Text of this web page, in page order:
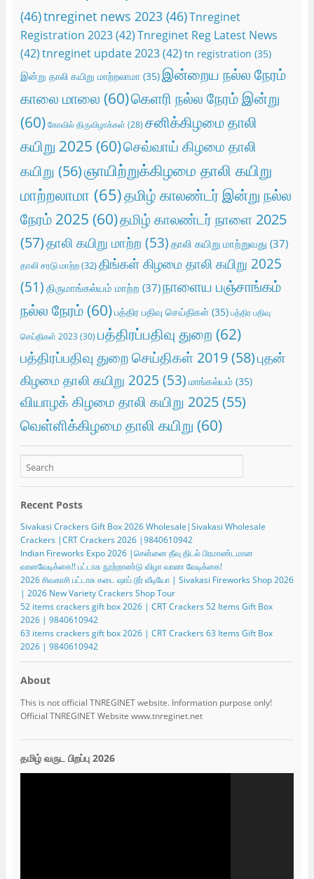
(46)tnreginet news 2023(46)Tnreginet
Registration 2023(42)Tnreginet Reg Latest News
(42)tnreginet update 2023(42) tn registration (35)
இன்று தாலி கயிறு மாற்றலாமா(35)இன்றைய நல்ல நேரம்
காலை மாலை (60)கெளரி நல்ல நேரம் இன்று
(60) கோவில் திருவிழாக்கள் (28) சனிக்கிழமை தாலி
கயிறு 2025 (60)செவ்வாய் கிழமை தாலி
கயிறு (56)ஞாயிற்றுக்கிழமை தாலி கயிறு
மாற்றலாமா (65)தமிழ் காலண்டர் இன்று நல்ல
நேரம் 2025 (60)தமிழ் காலண்டர் நாளை 2025
(57)தாலி கயிறு மாற்ற (53) தாலி கயிறு மாற்றுவது (37)
தாலி சரடு மாற்ற(32)திங்கள் கிழமை தாலி கயிறு 2025
(51) திருமாங்கல்யம் மாற்ற (37)நாளைய பஞ்சாங்கம்
நல்ல நேரம்(60)பத்திர பதிவு செய்திகள்(35) பத்திர பதிவு
செய்திகள் 2023 (30) பத்திரப்பதிவு துறை (62)
பத்திரப்பதிவு துறை செய்திகள் 2019(58)புதன்
கிழமை தாலி கயிறு 2025 (53) மாங்கல்யம்(35)
வியாழக் கிழமை தாலி கயிறு 2025(55)
வெள்ளிக்கிழமை தாலி கயிறு (60)
Recent Posts
Sivakasi Crackers Gift Box 2026 Wholesale|Sivakasi Wholesale
Crackers |CRT Crackers 2026 |9840610942
Indian Fireworks Expo 2026 |சென்னை தீவு திடல் பிரமாண்டமான
வானவேடிக்கை!! பட்டாசு நூற்றாண்டு விழா வாண வேடிக்கை!
2026 சிவகாசி பட்டாசு கடை ஷாப் டூர் வீடியோ | Sivakasi Fireworks Shop 2026
| 2026 New Variety Crackers Shop Tour
52 items crackers gift box 2026 | CRT Crackers 52 Items Gift Box
2026 | 9840610942
63 items crackers gift box 2026 | CRT Crackers 63 Items Gift Box
2026 | 9840610942
About
This is not official TNREGINET website. Information purpose only!
Official TNREGINET Website www.tnreginet.net
தமிழ் வருட பிறப்பு 2026